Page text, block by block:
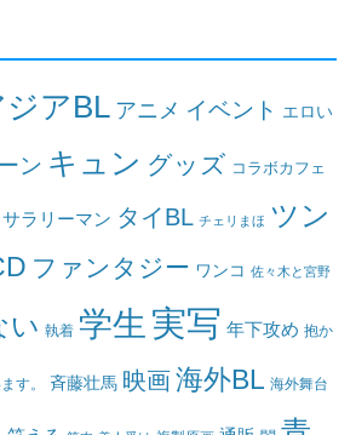
ジアBL アニメ イベント エロい
ン キュン グッズ コラボカフェ
サラリーマン タイBL チェリまほ ツン
ファンタジー ワンコ 佐々木と宮野
い 執着 学生 実写 年下攻め 抱か
す。 斉藤壮馬 映画海外BL 海外舞台